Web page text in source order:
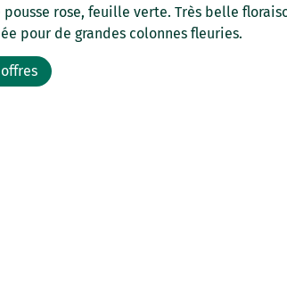
pousse rose, feuille verte. Très belle
pour de grandes colonnes fleuries.